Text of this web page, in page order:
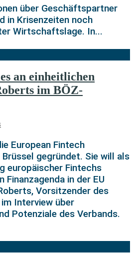
über Geschäftspartner
in Krisenzeiten noch
Wirtschaftslage. In...
an einheitlichen
im BÖZ-
European Fintech
gegründet. Sie will als
europäischer Fintechs
Finanzagenda in der EU
Vorsitzender des
Interview über
Potenziale des Verbands.